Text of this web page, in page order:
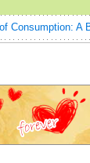
Consumption: A